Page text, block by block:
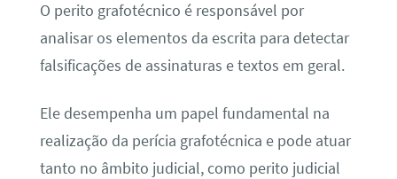
O perito grafotécnico é responsável por
analisar os elementos da escrita para detectar
falsificações de assinaturas e textos em geral.
Ele desempenha um papel fundamental na
realização da perícia grafotécnica e pode atuar
tanto no âmbito judicial, como perito judicial